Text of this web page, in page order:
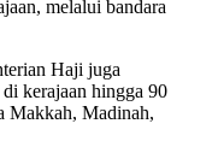
melalui bandara
Haji juga
kerajaan hingga 90
Makkah, Madinah,